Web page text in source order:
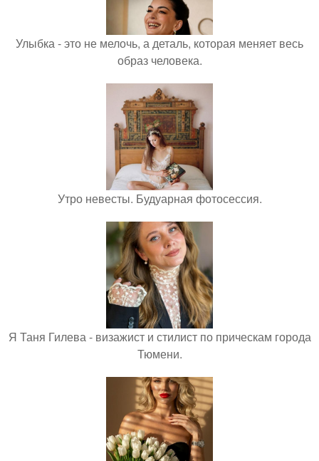
Улыбка - это не мелочь, а деталь, которая меняет весь
образ человека.
Утро невесты. Будуарная фотосессия.
Я Таня Гилева - визажист и стилист по прическам города
Тюмени.